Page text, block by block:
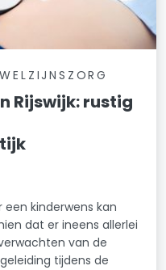
Rijswijk: rustig
kinderwens kan
dat er ineens allerlei
van de
tijdens de